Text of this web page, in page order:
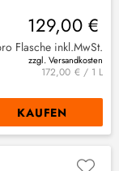
129,00 €
Flasche inkl.MwSt.
zzgl. Versandkosten
172,00 € / 1 L
KAUFEN